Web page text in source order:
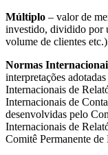
Múltiplo – valor de
investido, dividido por
volume de clientes
Normas
interpretações
Internacionais de
Internacionais de
desenvolvidas pelo
Internacionais de
Comitê Permanente